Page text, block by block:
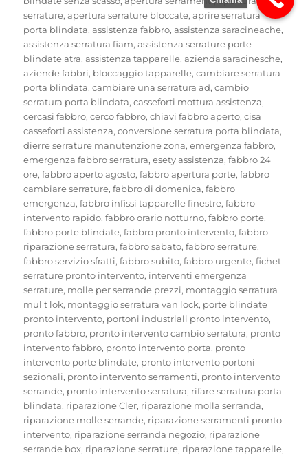
serrature,apertura serrature bloccate,aprire serratura
porta blindata,assistenza fabbro,assistenza saracineache,
assistenza serratura fiam,assistenza serrature porte
blindate atra,assistenza tapparelle,azienda saracinesche,
aziende fabbri, bloccaggio tapparelle,cambiare serratura
porta blindata,cambiare una serratura ad,cambio
serratura porta blindata,casseforti mottura assistenza,
cercasi fabbro,cerco fabbro,chiavi fabbro aperto,cisa
casseforti assistenza,conversione serratura porta blindata,
dierre serrature manutenzione zona,emergenza fabbro,
emergenza fabbro serratura,esety assistenza,fabbro 24
ore,fabbro aperto agosto,fabbro apertura porte,fabbro
cambiare serrature,fabbro di domenica,fabbro
emergenza,fabbro infissi tapparelle finestre,fabbro
intervento rapido,fabbro orario notturno,fabbro porte,
fabbro porte blindate,fabbro pronto intervento,fabbro
riparazione serratura,fabbro sabato,fabbro serrature,
fabbro servizio sfratti,fabbro subito,fabbro urgente,fichet
serrature pronto intervento, interventi emergenza
serrature, molle per serrande prezzi, montaggio serratura
mul t lok, montaggio serratura van lock, porte blindate
pronto intervento, portoni industriali pronto intervento,
pronto fabbro, pronto intervento cambio serratura, pronto
intervento fabbro, pronto intervento porta, pronto
intervento porte blindate, pronto intervento portoni
sezionali, pronto intervento serramenti, pronto intervento
serrande, pronto intervento serratura, rifare serratura porta
blindata, riparazione Cler, riparazione molla serranda,
riparazione molle serrande, riparazione serramenti pronto
intervento, riparazione serranda negozio, riparazione
serrande box, riparazione serrature, riparazione tapparelle,